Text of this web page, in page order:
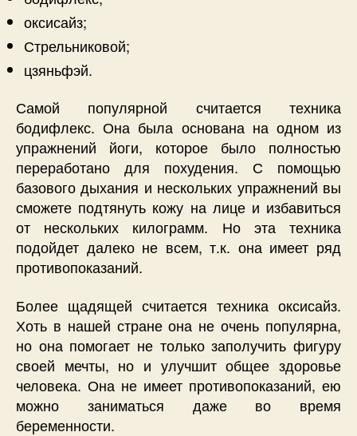
оксисайз;
Стрельниковой;
цзяньфэй.
Самой популярной считается техника
бодифлекс. Она была основана на одном из
упражнений йоги, которое было полностью
переработано для похудения. С помощью
базового дыхания и нескольких упражнений вы
сможете подтянуть кожу на лице и избавиться
от нескольких килограмм. Но эта техника
подойдет далеко не всем, т.к. она имеет ряд
противопоказаний.
Более щадящей считается техника оксисайз.
Хоть в нашей стране она не очень популярна,
но она помогает не только заполучить фигуру
своей мечты, но и улучшит общее здоровье
человека. Она не имеет противопоказаний, ею
можно заниматься даже во время
беременности.